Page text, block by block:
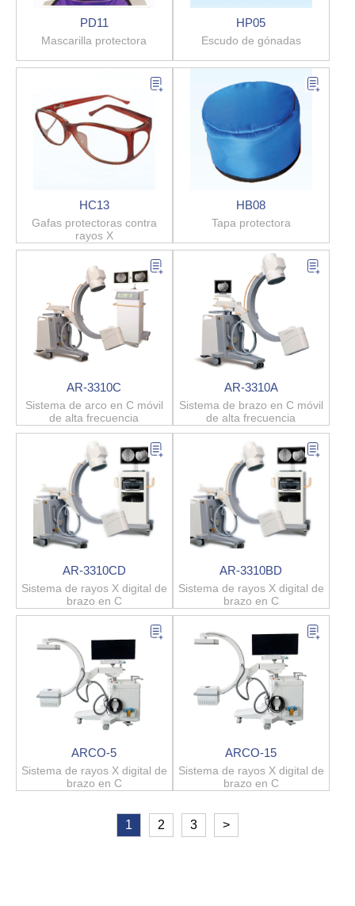
PD11
Mascarilla protectora
HP05
Escudo de gónadas
HC13
Gafas protectoras contra
rayos X
HB08
Tapa protectora
AR-3310C
Sistema de arco en C móvil
de alta frecuencia
AR-3310A
Sistema de brazo en C móvil
de alta frecuencia
AR-3310CD
Sistema de rayos X digital de
brazo en C
AR-3310BD
Sistema de rayos X digital de
brazo en C
ARCO-5
Sistema de rayos X digital de
brazo en C
ARCO-15
Sistema de rayos X digital de
brazo en C
1 2 3 >